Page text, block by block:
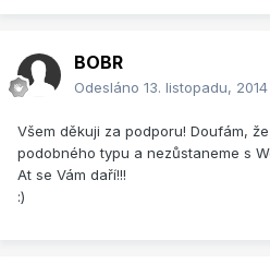
BOBR
Odesláno 13. listopadu, 2014
Všem děkuji za podporu! Doufám,
podobného typu a nezůstaneme s
At se Vám daří!!!
:)